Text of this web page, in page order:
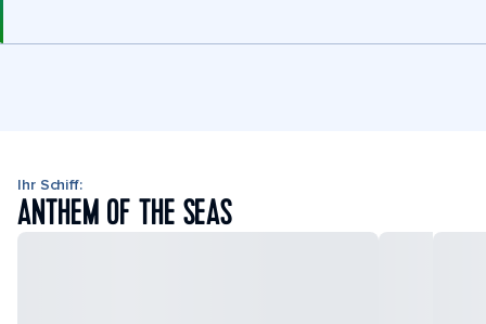
Ihr Schiff:
ANTHEM OF THE SEAS